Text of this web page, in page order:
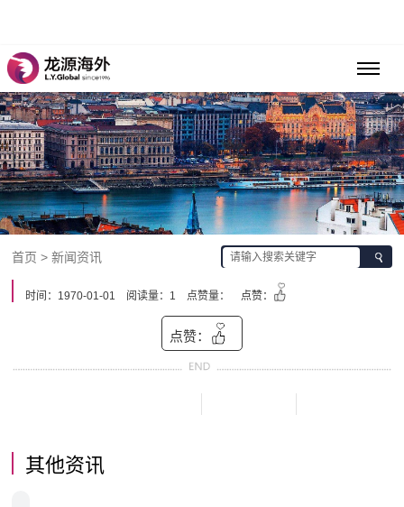
首页 > 新闻资讯
时间：1970-01-01 阅读量：1 点赞量： 点赞：
点赞：
其他资讯